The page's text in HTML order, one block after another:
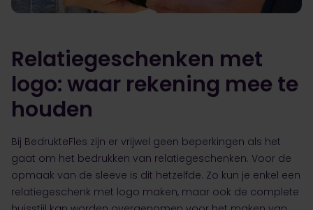
Relatiegeschenken met
logo: waar rekening mee te
houden
Bij BedrukteFles zijn er vrijwel geen beperkingen als het
gaat om het bedrukken van relatiegeschenken. Voor de
opmaak van de sleeve is dit hetzelfde. Zo kun je enkel een
relatiegeschenk met logo maken, maar ook de complete